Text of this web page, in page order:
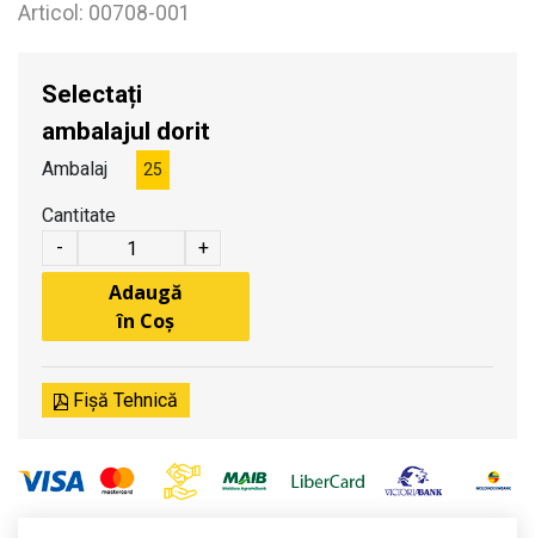
Articol: 00708-001
Selectați
ambalajul dorit
Ambalaj 25
Cantitate
-
+
Adaugă
în Coș
Fișă Tehnică